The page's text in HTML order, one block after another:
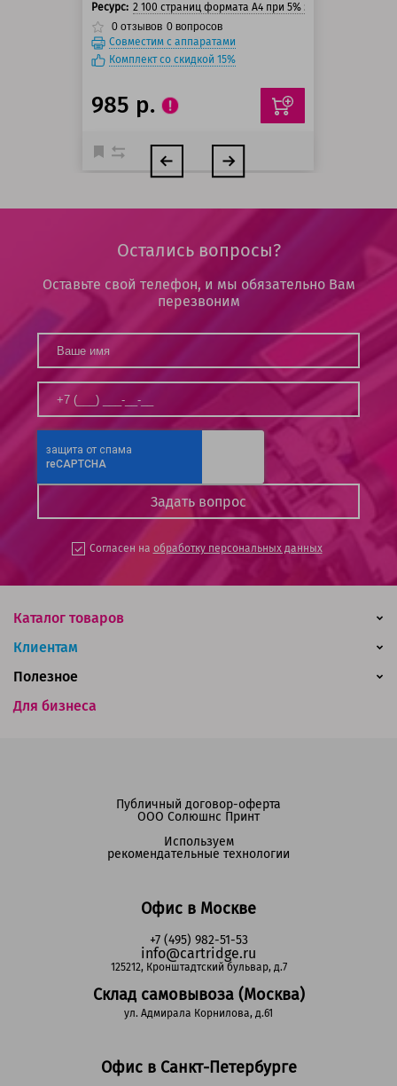
Ресурс: 2 100 страниц формата А4 при 5% заполнении
0 отзывов 0 вопросов
Совместим с аппаратами
Комплект со скидкой 15%
985 р.
Остались вопросы?
Оставьте свой телефон, и мы обязательно Вам
перезвоним
Согласен на обработку персональных данных
Каталог товаров
Клиентам
Для бизнеса
Полезное
Офис в Москве
+7 (495) 982-51-53
info@cartridge.ru
125212, Кронштадтский бульвар, д.7
Склад самовывоза (Москва)
ул. Адмирала Корнилова, д.61
Офис в Санкт-Петербурге
Публичный договор-оферта
ООО Солюшнс Принт
Используем
рекомендательные технологии